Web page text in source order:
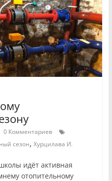
0 Комментариев
сезон, Хурцилава И.
идёт активная
отопительному